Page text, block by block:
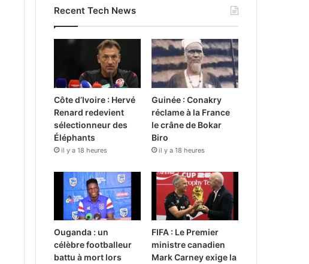
Recent Tech News
Côte d’Ivoire : Hervé
Renard redevient
sélectionneur des
Éléphants
il y a 18 heures
Guinée : Conakry
réclame à la France
le crâne de Bokar
Biro
il y a 18 heures
Ouganda : un
célèbre footballeur
battu à mort lors
FIFA : Le Premier
ministre canadien
Mark Carney exige la